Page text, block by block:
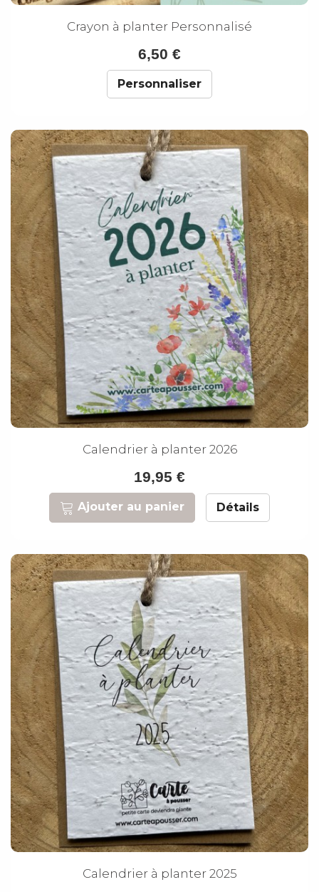
Crayon à planter Personnalisé
6,50 €
Personnaliser
Calendrier à planter 2026
19,95 €
Ajouter au panier Détails
Calendrier à planter 2025